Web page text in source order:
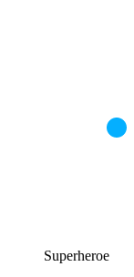
Superheroe